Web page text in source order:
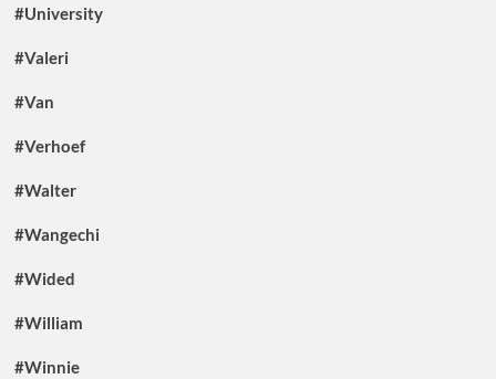
#University
#Valeri
#Van
#Verhoef
#Walter
#Wangechi
#Wided
#William
#Winnie